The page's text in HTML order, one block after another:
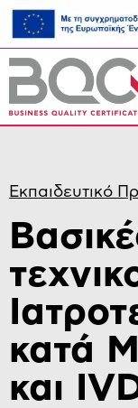
Εκπαιδευτικό
κατά
και